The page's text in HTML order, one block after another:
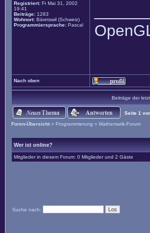
Registriert: Fr Mai 31, 2002
19:41
Beiträge: 1283
Wohnort: Bäretswil (Schweiz)
Programmiersprache: Pascal
Nach oben
Beiträge der
Seite 1
Foren-Übersicht » Programmierung » Mathematik-Forum
Wer ist online?
Mitglieder in diesem Forum: 0 Mitglieder und 2 Gäste
Suche nach: